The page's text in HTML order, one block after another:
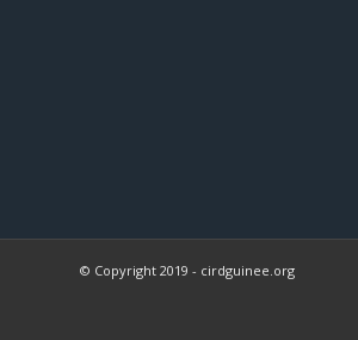
© Copyright 2019 - cirdguinee.org